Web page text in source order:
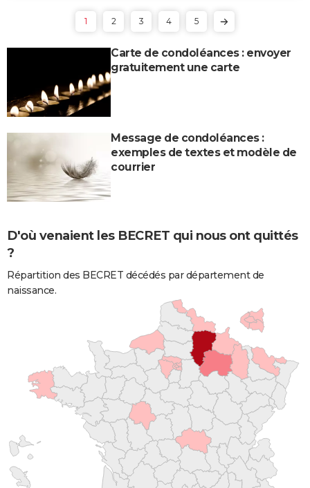
1 2 3 4 5
Carte de condoléances : envoyer
gratuitement une carte
Message de condoléances :
exemples de textes et modèle de
courrier
D'où venaient les BECRET qui nous ont quittés
?
Répartition des BECRET décédés par département de
naissance.